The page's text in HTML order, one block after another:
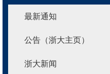
最新通知
公告（浙大主页）
浙大新闻